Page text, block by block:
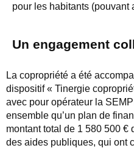
pour les habitants (pouvant
Un engagement
La copropriété a été
dispositif « Tinergie
avec pour opérateur la
ensemble qu’un plan de
montant total de 1 580 500 €
des aides publiques, qui ont